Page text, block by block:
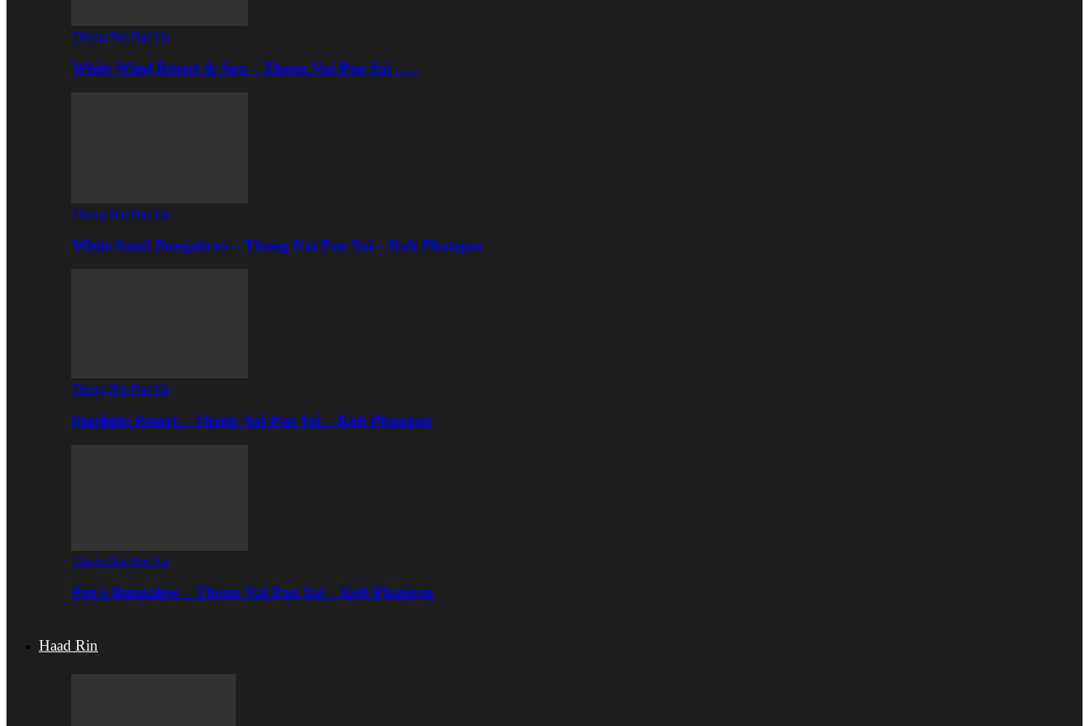
Thong Nai Pan Yai
White Wind Resort & Spa – Thong Nai Pan Yai –…
Thong Nai Pan Yai
White Sand Bungalows – Thong Nai Pan Yai – Koh Phangan
Thong Nai Pan Yai
Starlight Resort – Thong Nai Pan Yai – Koh Phangan
Thong Nai Pan Yai
Pen`s Bungalow – Thong Nai Pan Yai – Koh Phangan
Haad Rin